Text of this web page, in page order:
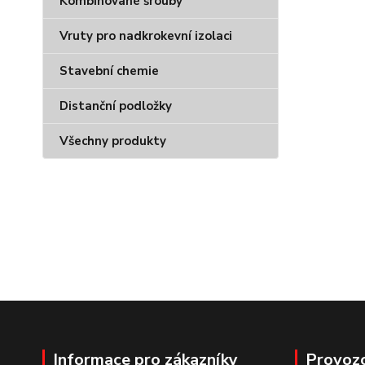
Vruty pro nadkrokevní izolaci
Stavební chemie
Distanční podložky
Všechny produkty
Informace pro zákazníky